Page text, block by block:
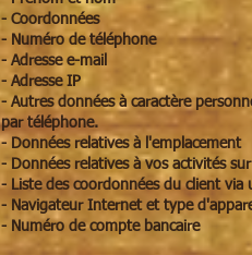
- Coordonnées
- Numéro de téléphone
- Adresse e-mail
- Adresse IP
- Autres données à caractère
par téléphone.
- Données relatives à l'emplacement
- Données relatives à vos activités
- Liste des coordonnées du client via
- Navigateur Internet et type
- Numéro de compte bancaire